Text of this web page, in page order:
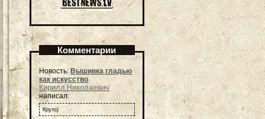
Комментарии
Новость: Вышивка гладью
как искусство
Кирилл Николаевич
написал:
Круто)